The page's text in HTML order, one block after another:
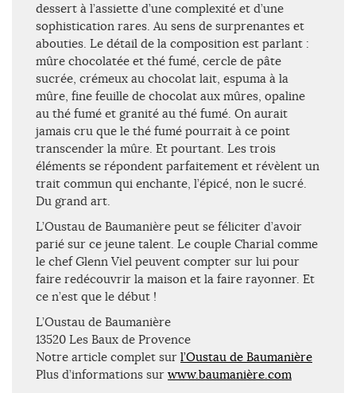
dessert à l’assiette d’une complexité et d’une
sophistication rares. Au sens de surprenantes et
abouties. Le détail de la composition est parlant :
mûre chocolatée et thé fumé, cercle de pâte
sucrée, crémeux au chocolat lait, espuma à la
mûre, fine feuille de chocolat aux mûres, opaline
au thé fumé et granité au thé fumé. On aurait
jamais cru que le thé fumé pourrait à ce point
transcender la mûre. Et pourtant. Les trois
éléments se répondent parfaitement et révèlent un
trait commun qui enchante, l’épicé, non le sucré.
Du grand art.
L’Oustau de Baumanière peut se féliciter d’avoir
parié sur ce jeune talent. Le couple Charial comme
le chef Glenn Viel peuvent compter sur lui pour
faire redécouvrir la maison et la faire rayonner. Et
ce n’est que le début !
L’Oustau de Baumanière
13520 Les Baux de Provence
Notre article complet sur l’Oustau de Baumanière
Plus d’informations sur www.baumanière.com